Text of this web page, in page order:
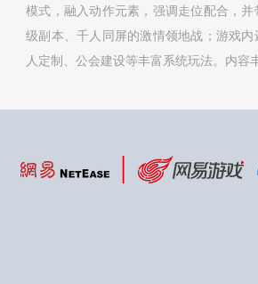
模式，融入动作元素，强调走位配合，
级副本、千人同屏的激情领地战；游戏
人定制、公会建设等丰富系统玩法。内容